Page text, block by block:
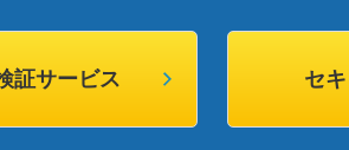
証サービス セ